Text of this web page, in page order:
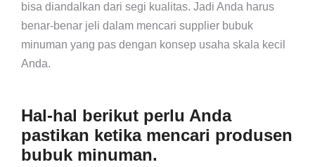
bisa diandalkan dari segi kualitas. Jadi Anda harus
benar-benar jeli dalam mencari supplier bubuk
minuman yang pas dengan konsep usaha skala kecil
Anda.
Hal-hal berikut perlu Anda
pastikan ketika mencari produsen
bubuk minuman.